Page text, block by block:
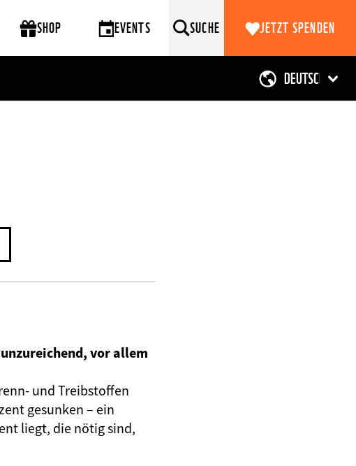
SHOP EVENTS SUCHE JETZT SPENDEN
vor allem
und Treibstoffen
gesunken – ein
liegt, die nötig sind,